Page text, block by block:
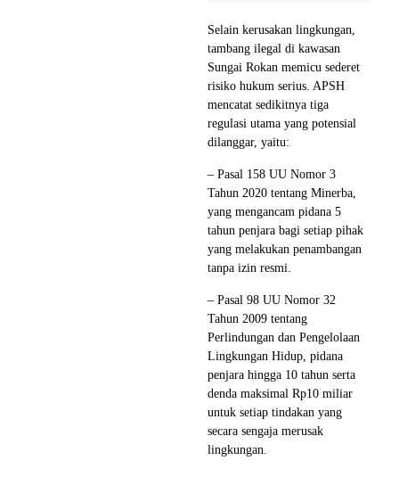
Selain kerusakan lingkungan,
tambang ilegal di kawasan
Sungai Rokan memicu sederet
risiko hukum serius. APSH
mencatat sedikitnya tiga
regulasi utama yang potensial
dilanggar, yaitu:
– Pasal 158 UU Nomor 3
Tahun 2020 tentang Minerba,
yang mengancam pidana 5
tahun penjara bagi setiap pihak
yang melakukan penambangan
tanpa izin resmi.
– Pasal 98 UU Nomor 32
Tahun 2009 tentang
Perlindungan dan Pengelolaan
Lingkungan Hidup, pidana
penjara hingga 10 tahun serta
denda maksimal Rp10 miliar
untuk setiap tindakan yang
secara sengaja merusak
lingkungan.